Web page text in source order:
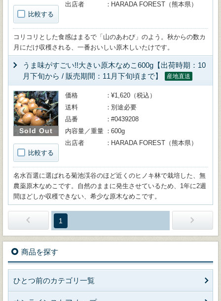
比較する
出店者
HARADA FOREST（熊本県）
コリコリとした食感はまるで「山のあわび」のよう。秋からの数カ
月にだけ収穫される、一番おいしい原木しいたけです。
うま味がすごい!!大きい原木なめこ600g【出荷時期：10
月下旬から / 販売期間：11月下旬頃まで】
産地直送
Sold Out
比較する
価格
¥1,620（税込）
送料
別途必要
品番
#0439208
内容量／重量
600g
出店者
HARADA FOREST（熊本県）
名水百選に選ばれる菊池渓谷のほど近くのヒノキ林で栽培した、無
農薬原木なめこです。自然のままに発生させているため、1年に2週
間ほどしか収穫できない、希少な原木なめこです。
1
商品を探す
ひとつ前のカテゴリ一覧